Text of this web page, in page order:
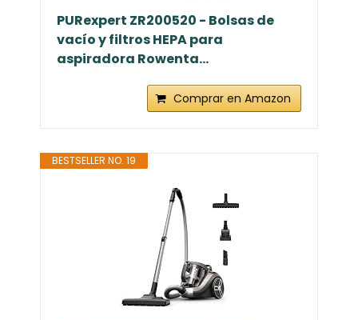
PURexpert ZR200520 - Bolsas de
vacío y filtros HEPA para
aspiradora Rowenta...
Comprar en Amazon
BESTSELLER NO. 19